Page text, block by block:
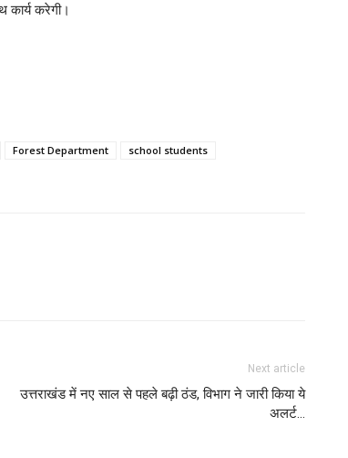
कार्य करेगी।
Forest Department
school students
Next article
उत्तराखंड में नए साल से पहले बढ़ी ठंड, विभाग ने जारी किया ये
अलर्ट…